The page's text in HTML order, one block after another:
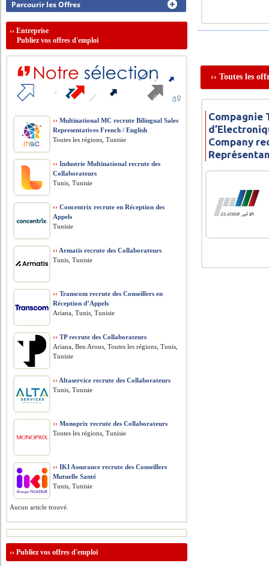
›› Toutes les
Compagnie
Company
Parcourir les Offres
››Entreprise
Publiez vos offres d'emploi
›› Multinational MC recrute Bilingual Sales
Representatives French / English
Toutes les régions, Tunisie
›› Industrie Multinational recrute des
Collaborateurs
Tunis, Tunisie
›› Concentrix recrute en Réception des
Appels
Tunisie
›› Armatis recrute des Collaborateurs
Tunis, Tunisie
›› Transcom recrute des Conseillers en
Réception d’Appels
Ariana, Tunis, Tunisie
›› TP recrute des Collaborateurs
Ariana, Ben Arous, Toutes les régions, Tunis,
Tunisie
›› Altaservice recrute des Collaborateurs
Tunis, Tunisie
›› Monoprix recrute des Collaborateurs
Toutes les régions, Tunisie
›› IKI Assurance recrute des Conseillers
Mutuelle Santé
Tunis, Tunisie
Aucun article trouvé.
››Publiez vos offres d'emploi